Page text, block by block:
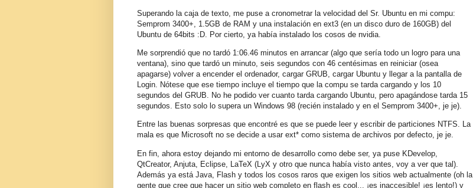
Superando la caja de texto, me puse a cronometrar la velocidad del Sr. Ubuntu en mi compu:
Semprom 3400+, 1.5GB de RAM y una instalación en ext3 (en un disco duro de 160GB) del
Ubuntu de 64bits :D. Por cierto, ya había instalado los cosos de nvidia.
Me sorprendió que no tardó 1:06.46 minutos en arrancar (algo que sería todo un logro para una
ventana), sino que tardó un minuto, seis segundos con 46 centésimas en reiniciar (osea
apagarse) volver a encender el ordenador, cargar GRUB, cargar Ubuntu y llegar a la pantalla de
Login. Nótese que ese tiempo incluye el tiempo que la compu se tarda cargando y los 10
segundos del GRUB. No he podido ver cuanto tarda cargando Ubuntu, pero apagándose tarda 15
segundos. Esto solo lo supera un Windows 98 (recién instalado y en el Semprom 3400+, je je).
Entre las buenas sorpresas que encontré es que se puede leer y escribir de particiones NTFS. La
mala es que Microsoft no se decide a usar ext* como sistema de archivos por defecto, je je.
En fin, ahora estoy dejando mi entorno de desarrollo como debe ser, ya puse KDevelop,
QtCreator, Anjuta, Eclipse, LaTeX (LyX y otro que nunca había visto antes, voy a ver que tal).
Además ya está Java, Flash y todos los cosos raros que exigen los sitios web actualmente (oh la
gente que cree que hacer un sitio web completo en flash es cool... ¡es inaccesible! ¡es lento!) y